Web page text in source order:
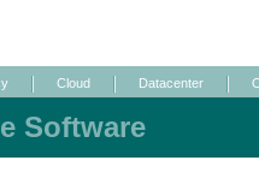
Cloud Datacenter
Software